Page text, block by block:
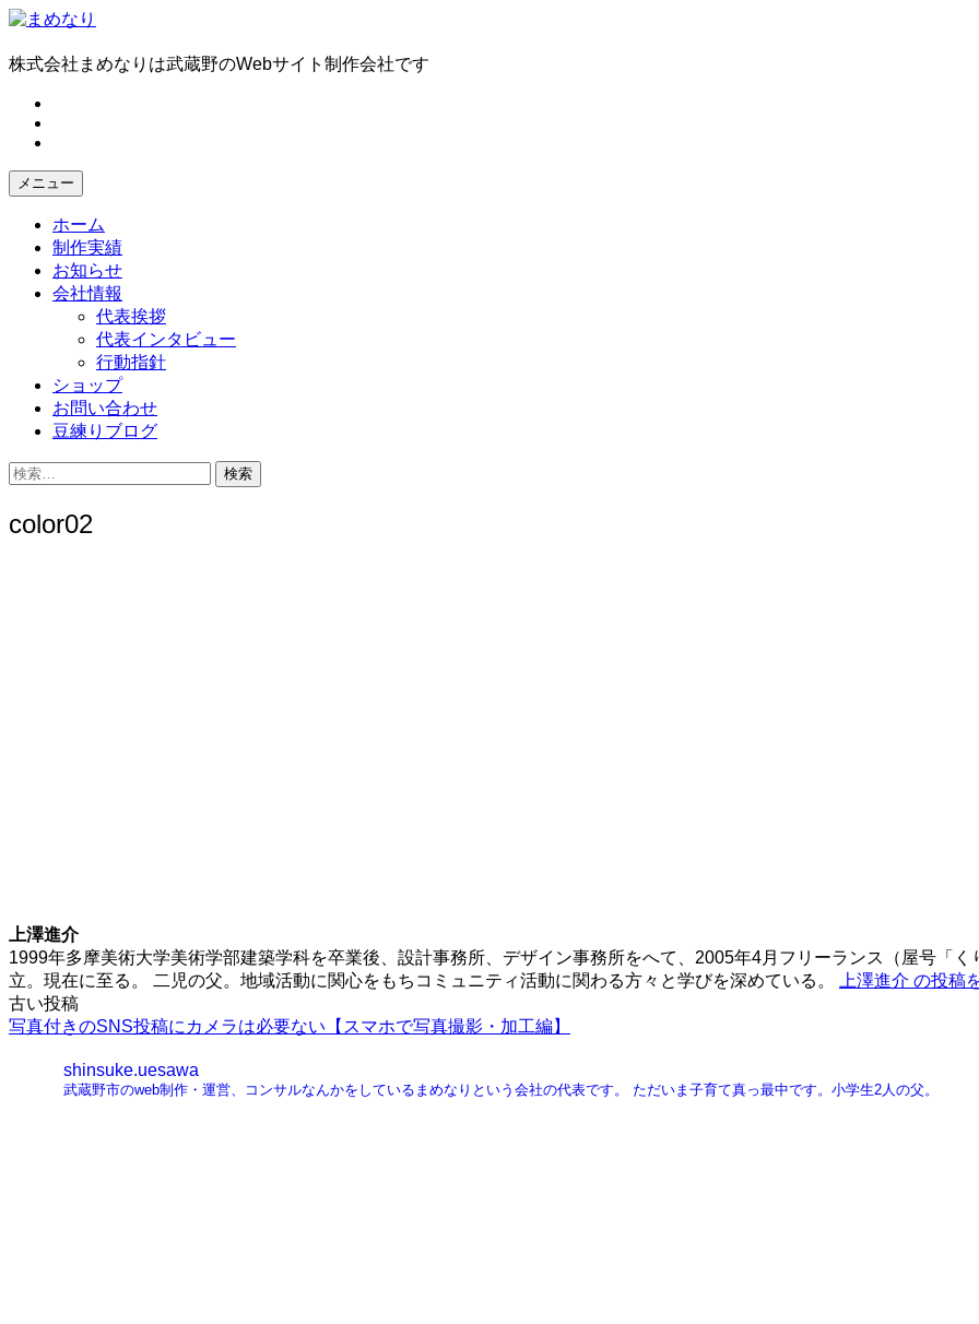
コ
テ
キ
ッ
株式会社まめなりは武蔵野のWebサイト制作会社です
メニュー
ホーム
制作実績
お知らせ
会社情報
代表挨拶
代表インタビュー
行動指針
ショップ
お問い合わせ
豆練りブログ
検
color02
上澤進介
1999年多摩美術大学美術学部建築学科を卒業後、設計事務所、デザイン事務所をへて、2005年4月フリーランス（屋号「
立。現在に至る。 二児の父。地域活動に関心をもちコミュニティ活動に関わる方々と学びを深めている。
上澤進介 の投稿
投
稿
古い投稿
写真付きのSNS投稿にカメラは必要ない【スマホで写真撮影・加工編】
shinsuke.uesawa
武蔵野市のweb制作・運営、コンサルなんかをしているまめなりという会社の代表です。 ただいま子育て真っ最中です。小学生2人の父。